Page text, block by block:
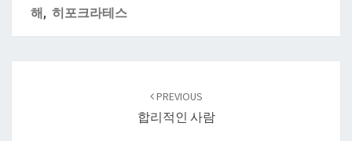
해, 히포크라테스
PREVIOUS
합리적인 사람